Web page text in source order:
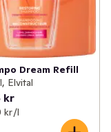
Dream Refill
Elvital
kr
kr /l